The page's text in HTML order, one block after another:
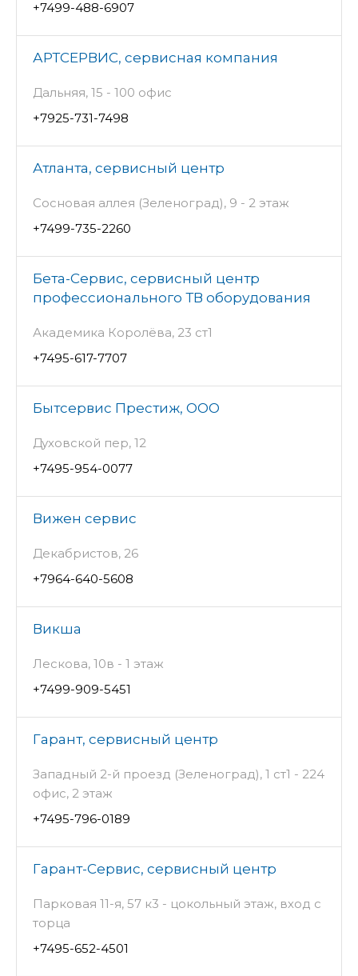
+7499-488-6907
АРТСЕРВИС, сервисная компания
Дальняя, 15 - 100 офис
+7925-731-7498
Атланта, сервисный центр
Сосновая аллея (Зеленоград), 9 - 2 этаж
+7499-735-2260
Бета-Сервис, сервисный центр
профессионального ТВ оборудования
Академика Королёва, 23 ст1
+7495-617-7707
Бытсервис Престиж, ООО
Духовской пер, 12
+7495-954-0077
Вижен сервис
Декабристов, 26
+7964-640-5608
Викша
Лескова, 10в - 1 этаж
+7499-909-5451
Гарант, сервисный центр
Западный 2-й проезд (Зеленоград), 1 ст1 - 224
офис, 2 этаж
+7495-796-0189
Гарант-Сервис, сервисный центр
Парковая 11-я, 57 к3 - цокольный этаж, вход с
торца
+7495-652-4501